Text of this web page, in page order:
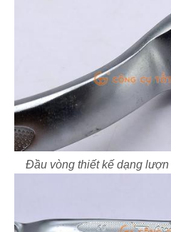
Đầu vòng thiết kế dạng